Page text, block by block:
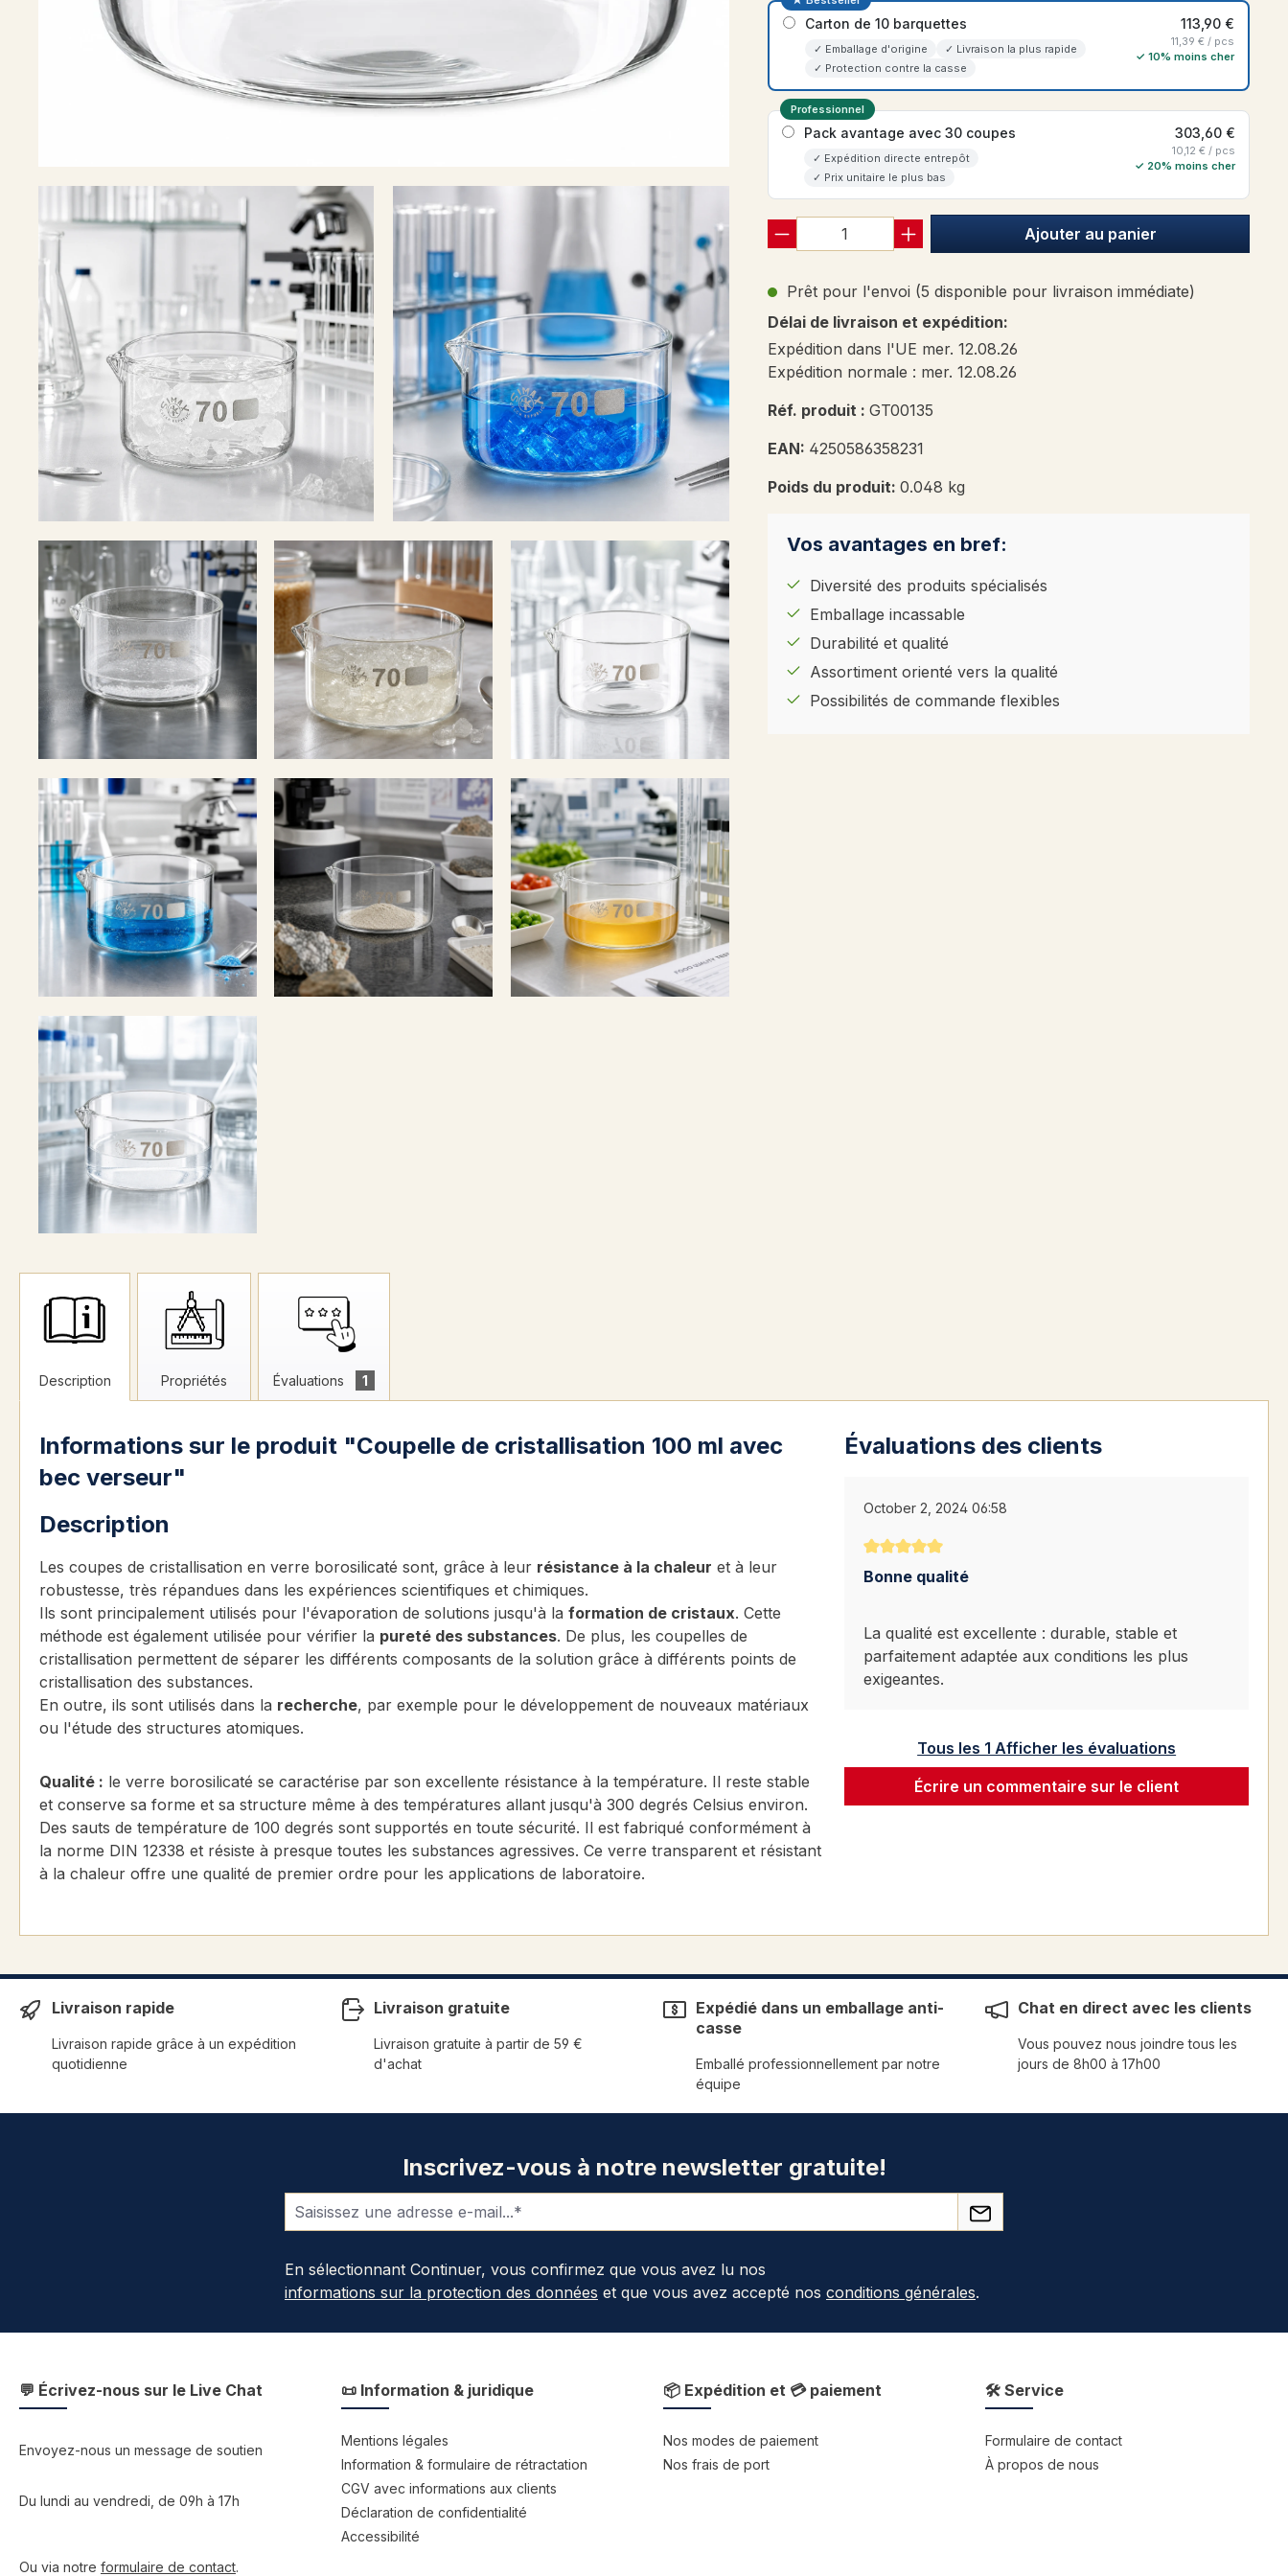
Carton de 10 barquettes
✓ Emballage d'origine
✓ Livraison la plus rapide
✓ Protection contre la casse
113,90 €
11,39 € / pcs
✓ 10% moins cher
Professionnel
Pack avantage avec 30 coupes
✓ Expédition directe entrepôt
✓ Prix unitaire le plus bas
303,60 €
10,12 € / pcs
✓ 20% moins cher
Ajouter au panier
Prêt pour l'envoi (5 disponible pour livraison immédiate)
Délai de livraison et expédition:
Expédition dans l'UE mer. 12.08.26
Expédition normale : mer. 12.08.26
Réf. produit : GT00135
EAN: 4250586358231
Poids du produit: 0.048 kg
Vos avantages en bref:
Diversité des produits spécialisés
Emballage incassable
Durabilité et qualité
Assortiment orienté vers la qualité
Possibilités de commande flexibles
Description Propriétés Évaluations 1
Informations sur le produit "Coupelle de cristallisation 100 ml avec
bec verseur"
Description
Les coupes de cristallisation en verre borosilicaté sont, grâce à leur résistance à la chaleur et à leur
robustesse, très répandues dans les expériences scientifiques et chimiques.
Ils sont principalement utilisés pour l'évaporation de solutions jusqu'à la formation de cristaux. Cette
méthode est également utilisée pour vérifier la pureté des substances. De plus, les coupelles de
cristallisation permettent de séparer les différents composants de la solution grâce à différents points de
cristallisation des substances.
En outre, ils sont utilisés dans la recherche, par exemple pour le développement de nouveaux matériaux
ou l'étude des structures atomiques.
Qualité : le verre borosilicaté se caractérise par son excellente résistance à la température. Il reste stable
et conserve sa forme et sa structure même à des températures allant jusqu'à 300 degrés Celsius environ.
Des sauts de température de 100 degrés sont supportés en toute sécurité. Il est fabriqué conformément à
la norme DIN 12338 et résiste à presque toutes les substances agressives. Ce verre transparent et résistant
à la chaleur offre une qualité de premier ordre pour les applications de laboratoire.
Évaluations des clients
October 2, 2024 06:58
Note moyenne de 5 sur 5 étoiles
Bonne qualité
La qualité est excellente : durable, stable et
parfaitement adaptée aux conditions les plus
exigeantes.
Tous les 1 Afficher les évaluations
Écrire un commentaire sur le client
Livraison rapide
Livraison rapide grâce à un expédition
quotidienne
Livraison gratuite
Livraison gratuite à partir de 59 €
d'achat
Expédié dans un emballage anti-
casse
Emballé professionnellement par notre
équipe
Chat en direct avec les clients
Vous pouvez nous joindre tous les
jours de 8h00 à 17h00
Inscrivez-vous à notre newsletter gratuite!
En sélectionnant Continuer, vous confirmez que vous avez lu nos
informations sur la protection des données et que vous avez accepté nos conditions générales.
💬 Écrivez-nous sur le Live Chat
Envoyez-nous un message de soutien
Du lundi au vendredi, de 09h à 17h
Ou via notre formulaire de contact.
📜 Information & juridique
Mentions légales
Information & formulaire de rétractation
CGV avec informations aux clients
Déclaration de confidentialité
Accessibilité
📦 Expédition et 💳 paiement
Nos modes de paiement
Nos frais de port
🛠 Service
Formulaire de contact
À propos de nous